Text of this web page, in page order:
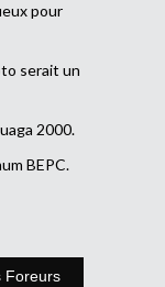
pour
serait un
2000.
BEPC.
Foreurs